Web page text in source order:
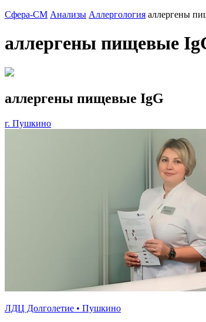
Сфера-СМ Анализы Аллергология аллергены
аллергены пищевые
аллергены пищевые IgG
г. Пушкино
ЛДЦ Долголетие • Пушкино